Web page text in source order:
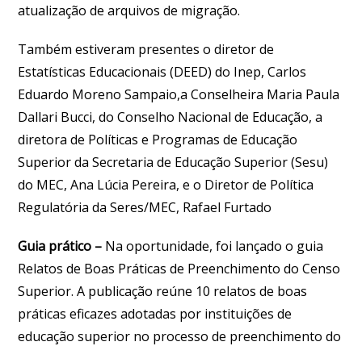
atualização de arquivos de migração.
Também estiveram presentes o diretor de
Estatísticas Educacionais (DEED) do Inep, Carlos
Eduardo Moreno Sampaio,a Conselheira Maria Paula
Dallari Bucci, do Conselho Nacional de Educação, a
diretora de Políticas e Programas de Educação
Superior da Secretaria de Educação Superior (Sesu)
do MEC, Ana Lúcia Pereira, e o Diretor de Política
Regulatória da Seres/MEC, Rafael Furtado
Guia prático – Na oportunidade, foi lançado o guia
Relatos de Boas Práticas de Preenchimento do Censo
Superior. A publicação reúne 10 relatos de boas
práticas eficazes adotadas por instituições de
educação superior no processo de preenchimento do